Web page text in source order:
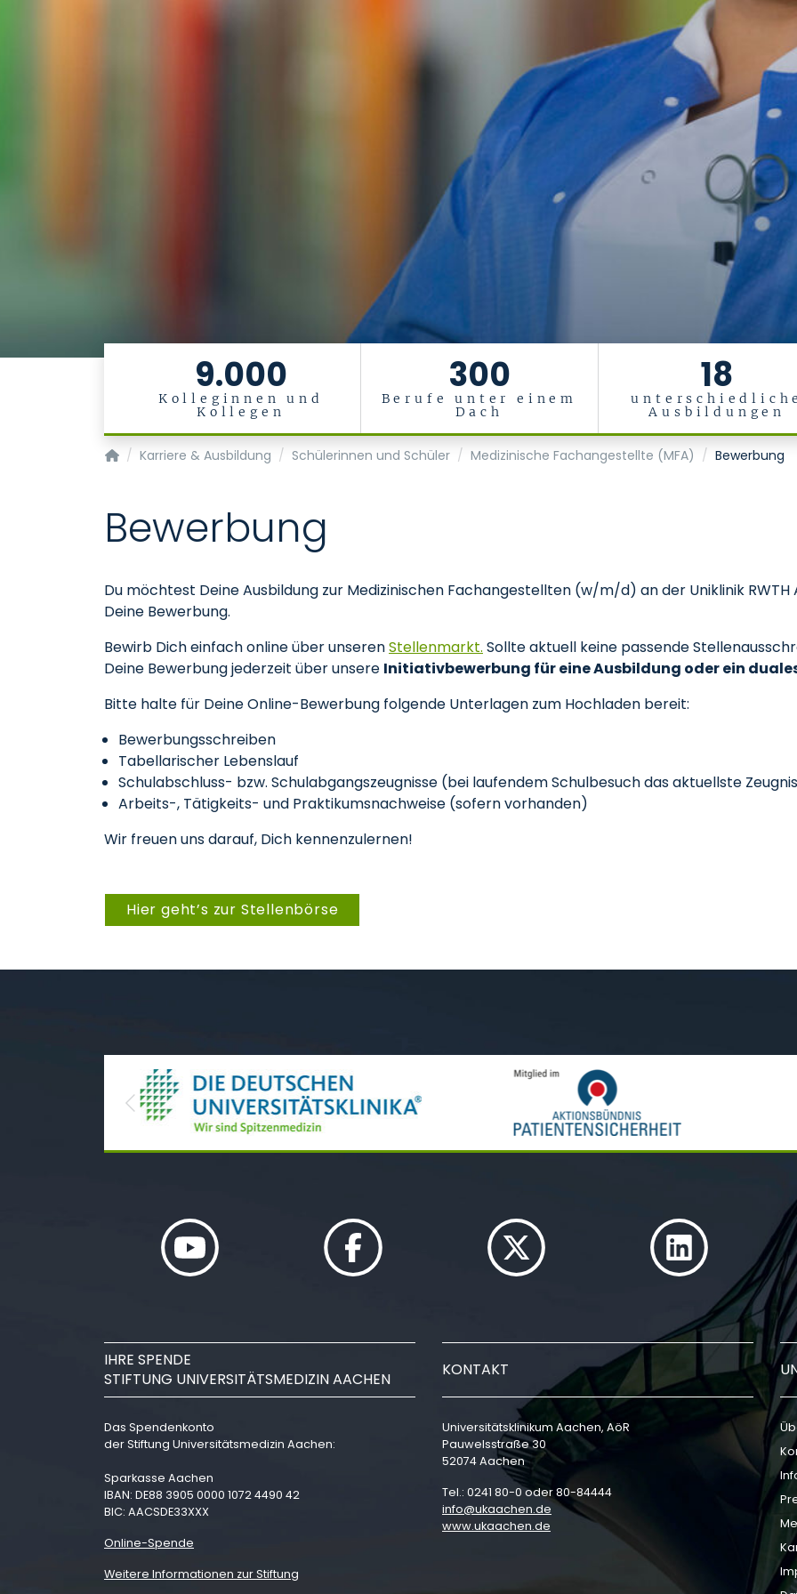
9.000
Kolleginnen und
Kollegen
300
Berufe unter einem
Dach
18
Ausbildungen
Startseite
Karriere & Ausbildung Schülerinnen und Schüler Medizinische Fachangestellte (MFA) Bewerbung
Bewerbung
Du möchtest Deine Ausbildung zur Medizinischen Fachangestellten (w/m/d) an der Uniklinik
Deine Bewerbung.
Bewirb Dich einfach online über unserenStellenmarkt. Sollte aktuell keine passende
Deine Bewerbung jederzeit über unsere Initiativbewerbung für eine Ausbildung oder ein
Bitte halte für Deine Online-Bewerbung folgende Unterlagen zum Hochladen bereit:
Bewerbungsschreiben
Tabellarischer Lebenslauf
Schulabschluss- bzw. Schulabgangszeugnisse (bei laufendem Schulbesuch das aktuellste
Arbeits-, Tätigkeits- und Praktikumsnachweise (sofern vorhanden)
Wir freuen uns darauf, Dich kennenzulernen!
Hier geht’s zur Stellenbörse
Previous
IHRE SPENDE
STIFTUNG UNIVERSITÄTSMEDIZIN AACHEN
Das Spendenkonto
der Stiftung Universitätsmedizin Aachen:
Sparkasse Aachen
IBAN: DE88 3905 0000 1072 4490 42
BIC: AACSDE33XXX
Online-Spende
Weitere Informationen zur Stiftung
KONTAKT
Universitätsklinikum Aachen, AöR
Pauwelsstraße 30
52074 Aachen
Tel.: 0241 80-0 oder 80-84444
info
ukaachen de
www.ukaachen.de